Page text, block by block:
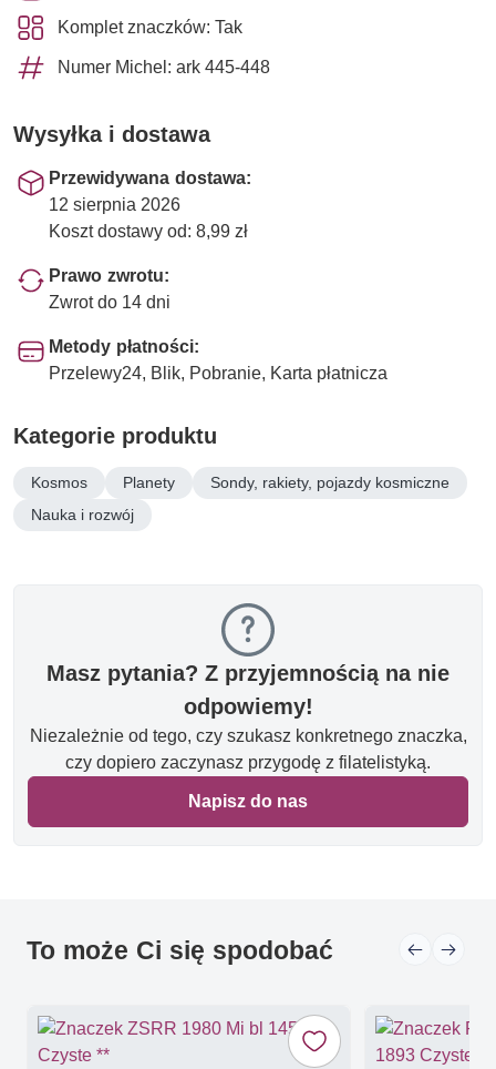
Komplet znaczków: Tak
Numer Michel: ark 445-448
Wysyłka i dostawa
Przewidywana dostawa:
12 sierpnia 2026
Koszt dostawy od: 8,99 zł
Prawo zwrotu:
Zwrot do 14 dni
Metody płatności:
Przelewy24, Blik, Pobranie, Karta płatnicza
Kategorie produktu
Kosmos Planety
Sondy, rakiety, pojazdy kosmiczne
Nauka i rozwój
Masz pytania? Z przyjemnością na nie
odpowiemy!
Niezależnie od tego, czy szukasz konkretnego znaczka,
czy dopiero zaczynasz przygodę z filatelistyką.
Napisz do nas
To może Ci się spodobać